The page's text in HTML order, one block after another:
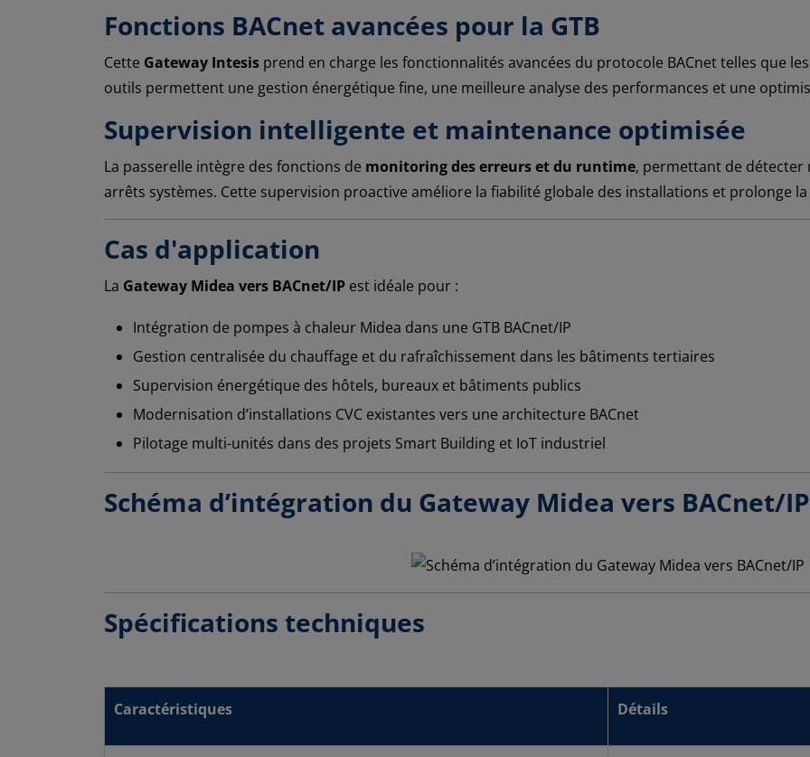
Fonctions BACnet avancées pour la GTB
Cette Gateway Intesis prend en charge les fonctionnalités avancées du protocole BACnet telles que
outils permettent une gestion énergétique fine, une meilleure analyse des performances et une
Supervision intelligente et maintenance optimisée
La passerelle intègre des fonctions de monitoring des erreurs et du runtime, permettant de détecter
arrêts systèmes. Cette supervision proactive améliore la fiabilité globale des installations et prolonge
Cas d'application
La Gateway Midea vers BACnet/IP est idéale pour :
Intégration de pompes à chaleur Midea dans une GTB BACnet/IP
Gestion centralisée du chauffage et du rafraîchissement dans les bâtiments tertiaires
Supervision énergétique des hôtels, bureaux et bâtiments publics
Modernisation d’installations CVC existantes vers une architecture BACnet
Pilotage multi-unités dans des projets Smart Building et IoT industriel
Schéma d’intégration du Gateway Midea vers BACnet/IP
Spécifications techniques
Caractéristiques Détails